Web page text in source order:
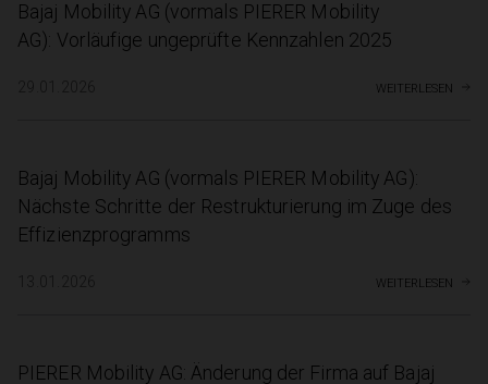
Bajaj Mobility AG (vormals PIERER Mobility
AG): Vorläufige ungeprüfte Kennzahlen 2025
29.01.2026 weiterlesen
Bajaj Mobility AG (vormals PIERER Mobility AG):
Nächste Schritte der Restrukturierung im Zuge des
Effizienzprogramms
13.01.2026 weiterlesen
PIERER Mobility AG: Änderung der Firma auf Bajaj